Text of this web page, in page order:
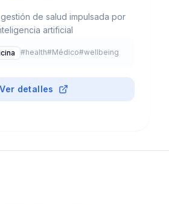
de salud impulsada por
artificial
#health#Médico#wellbeing
Ver detalles